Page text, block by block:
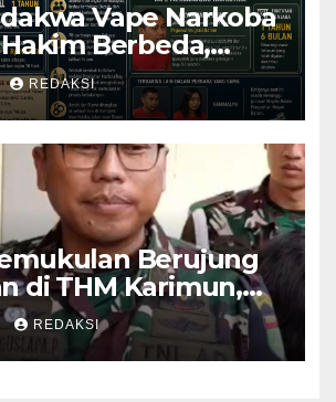
Vape Narkoba
Berbeda,
Imigrasi
Ringan
REDAKSI
Berujung
di THM Karimun,
TNI Resmi
REDAKSI